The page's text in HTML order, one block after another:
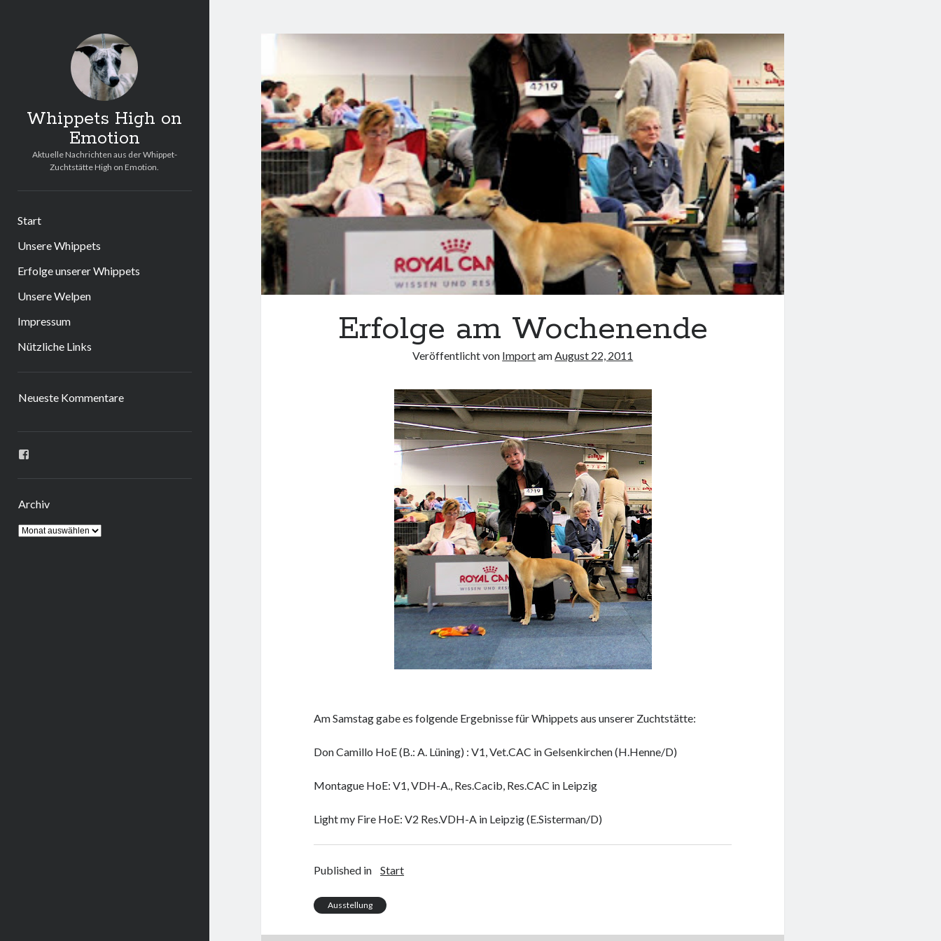
Whippets High on
Emotion
Aktuelle Nachrichten aus der Whippet-
Zuchtstätte High on Emotion.
Start
Unsere Whippets
Erfolge unserer Whippets
Unsere Welpen
Impressum
Nützliche Links
Neueste Kommentare
Profil
ingrid.krahheiermann
Facebook
anzeigen
Archiv
Archiv
Erfolge am Wochenende
Veröffentlicht von ImportamAugust 22, 2011
Am Samstag gabe es folgende Ergebnisse für Whippets aus unserer Zuchtstätte:
Don Camillo HoE (B.: A. Lüning) : V1, Vet.CAC in Gelsenkirchen (H.Henne/D)
Montague HoE: V1, VDH-A., Res.Cacib, Res.CAC in Leipzig
Light my Fire HoE: V2 Res.VDH-A in Leipzig (E.Sisterman/D)
Published in Start
Ausstellung